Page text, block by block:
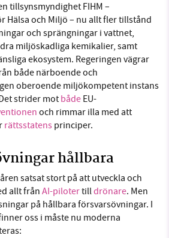
tillsynsmyndighet FIHM –
Hälsa och Miljö – nu allt fler tillstånd
och sprängningar i vattnet,
miljöskadliga kemikalier, samt
ekosystem. Regeringen vägrar
både närboende och
oberoende miljökompetent instans
strider mot både EU-
och rimmar illa med att
rättsstatens principer.
hållbara
satsat stort på att utveckla och
allt från AI-pilotertilldrönare. Men
på hållbara försvarsövningar. I
oss i måste nu moderna